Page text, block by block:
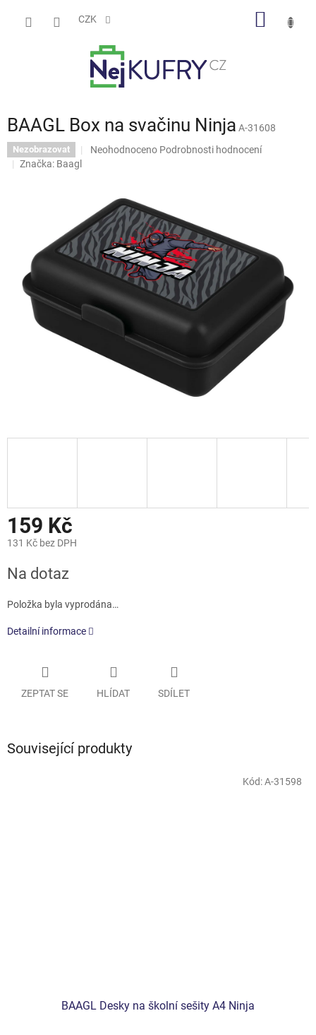
CZK
BAAGL Box na svačinu Ninja A-31608
Nezobrazovat
Průměrné
z
5
hvězdiček.
Neohodnoceno Podrobnosti hodnocení
Značka: Baagl
159 Kč
131 Kč bez DPH
cena:
Na dotaz
Položka byla vyprodána…
Detailní informace
ZEPTAT SE HLÍDAT SDÍLET
Související produkty
BAAGL Desky na školní sešity A4 Ninja
Kód:A-31598